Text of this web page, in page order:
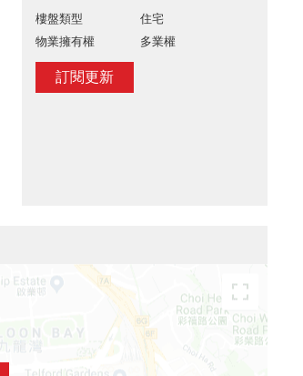
樓盤類型
住宅
物業擁有權
多業權
訂閱更新